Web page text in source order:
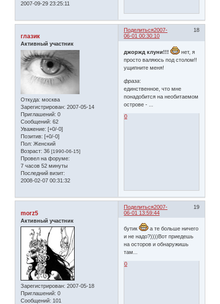
2007-09-29 23:25:11
Поделиться 18
2007-
06-01 00:30:10
глазик
Активный участник
Откуда: москва
Зарегистрирован: 2007-05-14
Приглашений: 0
Сообщений: 62
Уважение: [+0/-0]
Позитив: [+0/-0]
Пол: Женский
Возраст: 36 [1990-06-15]
Провел на форуме:
7 часов 52 минуты
Последний визит:
2008-02-07 00:31:32
джоржд клуни!!!
нет, я
просто валяюсь под столом!!
ущипните меня!
фраза:
единственное, что мне
понадобится на необитаемом
острове - ...
0
Поделиться 19
2007-
06-01 13:59:44
morz5
Активный участник
Зарегистрирован: 2007-05-18
Приглашений: 0
Сообщений: 101
бутик
а те больше ничего
и не надо?))))Вот приедешь
на осторов и обнаружишь
там...
0